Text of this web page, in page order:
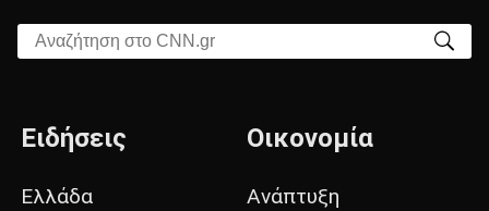
Αναζήτηση στο CNN.gr
Ειδήσεις
Ελλάδα
Οικονομία
Ανάπτυξη